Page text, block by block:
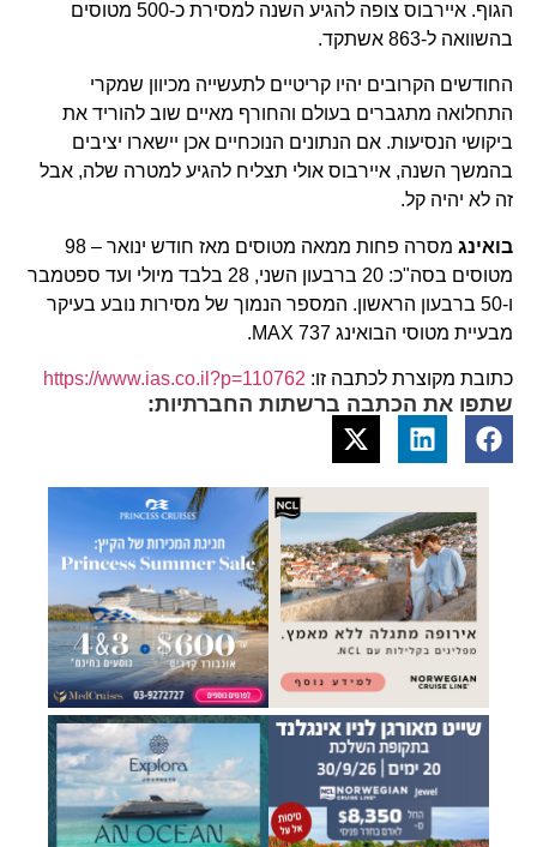
הגוף. איירבוס צופה להגיע השנה למסירת כ-500 מטוסים
בהשוואה ל-863 אשתקד.
החודשים הקרובים יהיו קריטיים לתעשייה מכיוון שמקרי
התחלואה מתגברים בעולם והחורף מאיים שוב להוריד את
ביקושי הנסיעות. אם הנתונים הנוכחיים אכן יישארו יציבים
בהמשך השנה, איירבוס אולי תצליח להגיע למטרה שלה, אבל
זה לא יהיה קל.
בואינג
מסרה פחות ממאה מטוסים מאז חודש ינואר – 98
מטוסים בסה"כ: 20 ברבעון השני, 28 בלבד מיולי ועד ספטמבר
ו-50 ברבעון הראשון. המספר הנמוך של מסירות נובע בעיקר
מבעיית מטוסי הבואינג MAX 737.
כתובת מקוצרת לכתבה זו: https://www.ias.co.il?p=110762
שתפו את הכתבה ברשתות החברתיות: